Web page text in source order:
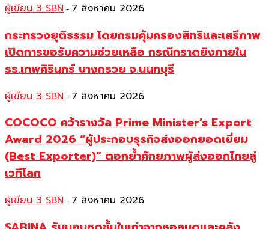
ผู้เขียน 3 SBN - 7 สิงหาคม 2026
กระทรวงยุติธรรม โดยกรมคุ้มครองสิทธิและเสรีภาพ
เปิดการขอรับความช่วยเหลือ กรณีกราดยิงภายใน
รร.เทพศิรินทร์ บางกรวย จ.นนทบุรี
ผู้เขียน 3 SBN - 7 สิงหาคม 2026
COCOCO คว้ารางวัล Prime Minister’s Export
Award 2026 “ผู้ประกอบธุรกิจส่งออกยอดเยี่ยม
(Best Exporter)” ตอกย้ำศักยภาพผู้ส่งออกไทยสู่
เวทีโลก
ผู้เขียน 3 SBN - 7 สิงหาคม 2026